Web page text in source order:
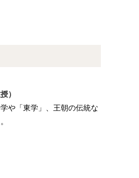
）
や「東学」、王朝の伝統な